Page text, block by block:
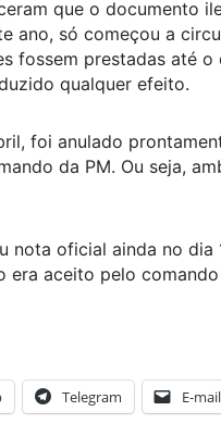
que o documento
ano, só começou a
fossem prestadas até o
qualquer efeito.
foi anulado
da PM. Ou seja,
nota oficial ainda no dia
aceito pelo comando
Telegram E-mail